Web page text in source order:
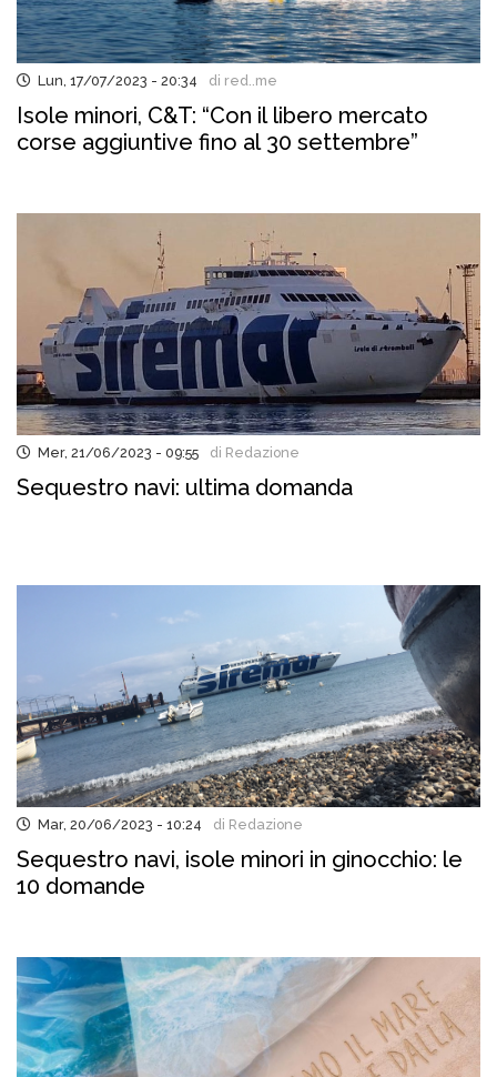
Lun, 17/07/2023 - 20:34 di red..me
Isole minori, C&T: “Con il libero mercato
corse aggiuntive fino al 30 settembre”
Mer, 21/06/2023 - 09:55 di Redazione
Sequestro navi: ultima domanda
Mar, 20/06/2023 - 10:24 di Redazione
Sequestro navi, isole minori in ginocchio: le
10 domande